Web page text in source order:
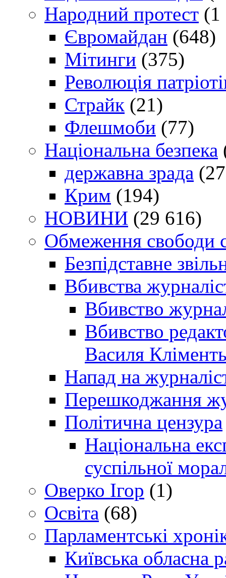
Народний протест (1
Євромайдан (648)
Мітинги (375)
Революція
Страйк (21)
Флешмоби (77)
Національна безпека
державна зрада
Крим (194)
НОВИНИ (29 616)
Обмеження свободи
Безпідставне
Вбивства
Вбивство
Вбивство
Василя
Напад на
Перешкоджання
Політична цензура
Національна
суспільної
Оверко Ігор (1)
Освіта (68)
Парламентські
Київська обласна